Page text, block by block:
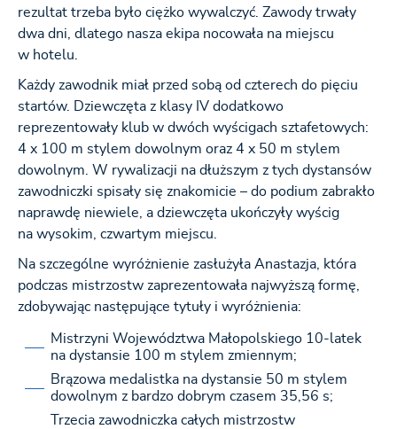
rezultat trzeba było ciężko wywalczyć. Zawody trwały
dwa dni, dlatego nasza ekipa nocowała na miejscu
w hotelu.
Każdy zawodnik miał przed sobą od czterech do pięciu
startów. Dziewczęta z klasy IV dodatkowo
reprezentowały klub w dwóch wyścigach sztafetowych:
4 x 100 m stylem dowolnym oraz 4 x 50 m stylem
dowolnym. W rywalizacji na dłuższym z tych dystansów
zawodniczki spisały się znakomicie – do podium zabrakło
naprawdę niewiele, a dziewczęta ukończyły wyścig
na wysokim, czwartym miejscu.
Na szczególne wyróżnienie zasłużyła Anastazja, która
podczas mistrzostw zaprezentowała najwyższą formę,
zdobywając następujące tytuły i wyróżnienia:
Mistrzyni Województwa Małopolskiego 10-latek
na dystansie 100 m stylem zmiennym;
Brązowa medalistka na dystansie 50 m stylem
dowolnym z bardzo dobrym czasem 35,56 s;
Trzecia zawodniczka całych mistrzostw